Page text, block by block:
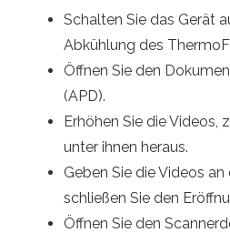
Schalten Sie das Gerät
Abkühlung des
Öffnen Sie den
(APD).
Erhöhen Sie die Videos,
unter ihnen heraus.
Geben Sie die Videos
schließen Sie den
Öffnen Sie den